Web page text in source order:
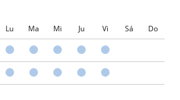
Lu Ma Mi Ju Vi Sá Do